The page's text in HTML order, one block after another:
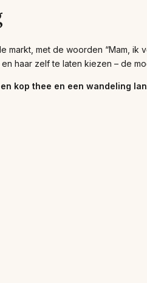
met de woorden “Mam, ik
haar zelf te laten kiezen – de
kop thee en een wandeling